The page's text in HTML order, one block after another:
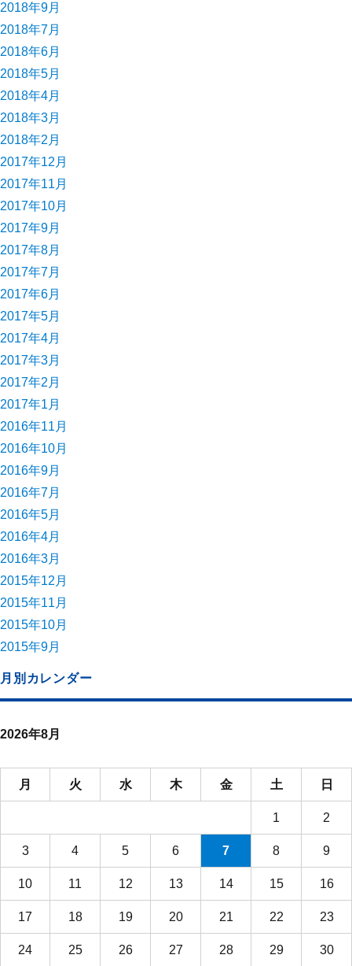
2018年9月
2018年7月
2018年6月
2018年5月
2018年4月
2018年3月
2018年2月
2017年12月
2017年11月
2017年10月
2017年9月
2017年8月
2017年7月
2017年6月
2017年5月
2017年4月
2017年3月
2017年2月
2017年1月
2016年11月
2016年10月
2016年9月
2016年7月
2016年5月
2016年4月
2016年3月
2015年12月
2015年11月
2015年10月
2015年9月
月別カレンダー
2026年8月
月 火 水 木 金 土 日
1 2
3 4 5 6 7 8 9
10 11 12 13 14 15 16
17 18 19 20 21 22 23
24 25 26 27 28 29 30